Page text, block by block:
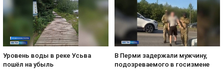
Уровень воды в реке Усьва
пошёл на убыль
В Перми задержали мужчину,
подозреваемого в госизмене